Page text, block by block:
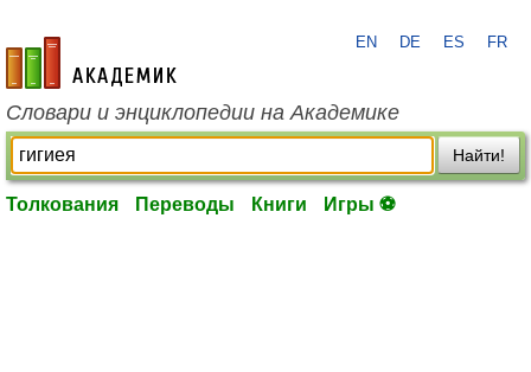
academic.ru
EN DE ES FR
Словари и энциклопедии на Академике
Найти!
Толкования Переводы Книги Игры ⚽